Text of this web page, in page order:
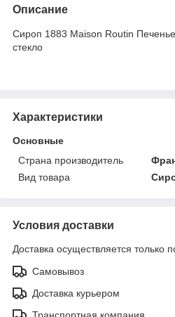
Описание
Сироп 1883 Maison Routin
стекло
Характеристики
Основные
Страна производитель
Вид товара
Условия доставки
Доставка осуществляется только
Самовывоз
Доставка курьером
Транспортная компания